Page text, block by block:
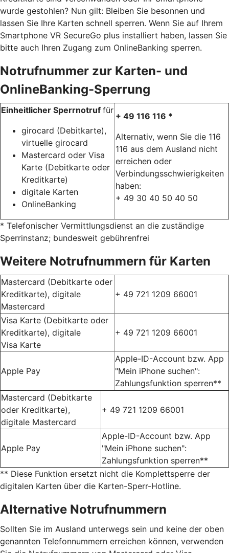
wurde gestohlen? Nun gilt: Bleiben Sie besonnen und
lassen Sie Ihre Karten schnell sperren. Wenn Sie auf Ihrem
Smartphone VR SecureGo plus installiert haben, lassen Sie
bitte auch Ihren Zugang zum OnlineBanking sperren.
Notrufnummer zur Karten- und
OnlineBanking-Sperrung
Einheitlicher Sperrnotruf für
girocard (Debitkarte),
virtuelle girocard
Mastercard oder Visa
Karte (Debitkarte oder
Kreditkarte)
digitale Karten
OnlineBanking
+ 49 116 116 *
Alternativ, wenn Sie die 116
116 aus dem Ausland nicht
erreichen oder
Verbindungsschwierigkeiten
haben:
+ 49 30 40 50 40 50
* Telefonischer Vermittlungsdienst an die zuständige
Sperrinstanz; bundesweit gebührenfrei
Weitere Notrufnummern für Karten
Mastercard (Debitkarte oder
Kreditkarte), digitale
Mastercard
+ 49 721 1209 66001
Visa Karte (Debitkarte oder
Kreditkarte), digitale
Visa Karte
+ 49 721 1209 66001
Apple Pay
Apple-ID-Account bzw. App
"Mein iPhone suchen":
Zahlungsfunktion sperren**
Mastercard (Debitkarte
oder Kreditkarte),
digitale Mastercard
+ 49 721 1209 66001
Apple Pay
Apple-ID-Account bzw. App
"Mein iPhone suchen":
Zahlungsfunktion sperren**
** Diese Funktion ersetzt nicht die Komplettsperre der
digitalen Karten über die Karten-Sperr-Hotline.
Alternative Notrufnummern
Sollten Sie im Ausland unterwegs sein und keine der oben
genannten Telefonnummern erreichen können, verwenden